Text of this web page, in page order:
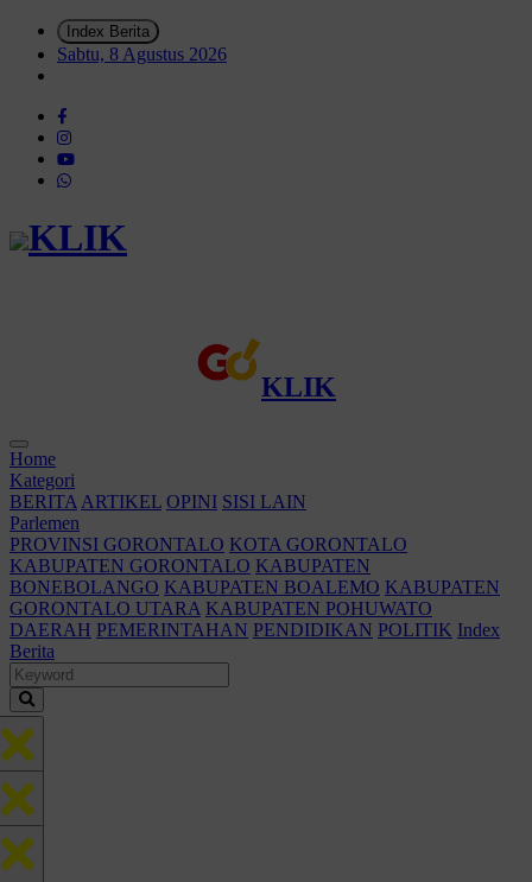
Index Berita
Sabtu, 8 Agustus 2026
KLIK
KLIK
Home
Kategori
BERITA ARTIKEL OPINI SISI LAIN
Parlemen
PROVINSI GORONTALO KOTA GORONTALO
KABUPATEN GORONTALO KABUPATEN
BONEBOLANGO KABUPATEN BOALEMO KABUPATEN
GORONTALO UTARA KABUPATEN POHUWATO
DAERAH PEMERINTAHAN PENDIDIKAN POLITIK Index
Berita